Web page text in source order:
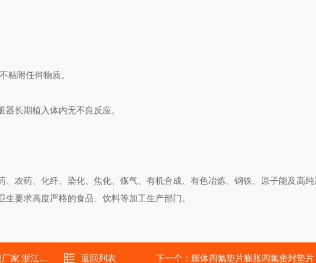
附任何物质。
长期植入体内无不良反应。
、农药、化纤、染化、焦化、煤气、有机合成、有色冶炼、钢铁、原子能及高
生要求高度严格的食品、饮料等加工生产部门。
纯四氟盘根 返回列表 下一个： 膨体四氟垫片膨胀四氟密封垫片